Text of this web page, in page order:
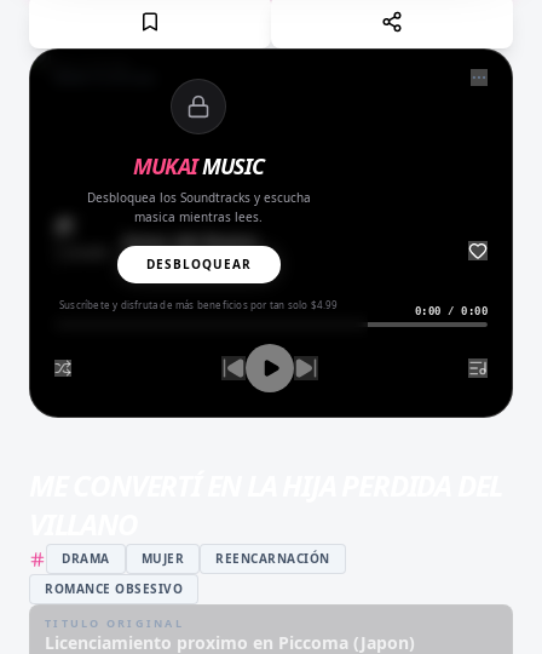
MUKAIMUSIC
Desbloquea los Soundtracks y escucha
masica mientras lees.
DESBLOQUEAR
Suscríbete y disfruta de más beneficios por tan solo $4.99
Amor del Bueno
BALADA
0:00 /0:00
DRAMA MUJER
REENCARNACIÓN
ROMANCE OBSESIVO
TITULO ORIGINAL
Licenciamiento proximo en Piccoma (Japon)